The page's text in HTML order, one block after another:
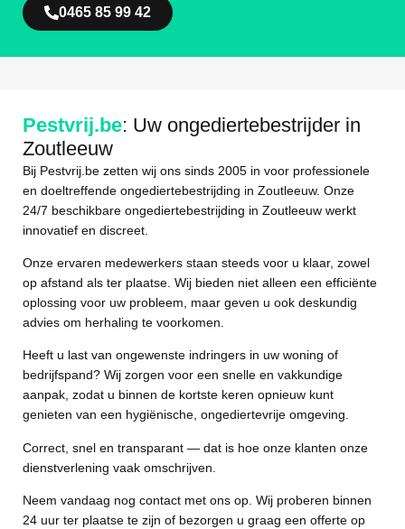
0465 85 99 42
Pestvrij.be: Uw ongediertebestrijder in
Zoutleeuw
Bij Pestvrij.be zetten wij ons sinds 2005 in voor professionele
en doeltreffende ongediertebestrijding in Zoutleeuw. Onze
24/7 beschikbare ongediertebestrijding in Zoutleeuw werkt
innovatief en discreet.
Onze ervaren medewerkers staan steeds voor u klaar, zowel
op afstand als ter plaatse. Wij bieden niet alleen een efficiënte
oplossing voor uw probleem, maar geven u ook deskundig
advies om herhaling te voorkomen.
Heeft u last van ongewenste indringers in uw woning of
bedrijfspand? Wij zorgen voor een snelle en vakkundige
aanpak, zodat u binnen de kortste keren opnieuw kunt
genieten van een hygiënische, ongediertevrije omgeving.
Correct, snel en transparant — dat is hoe onze klanten onze
dienstverlening vaak omschrijven.
Neem vandaag nog contact met ons op. Wij proberen binnen
24 uur ter plaatse te zijn of bezorgen u graag een offerte op